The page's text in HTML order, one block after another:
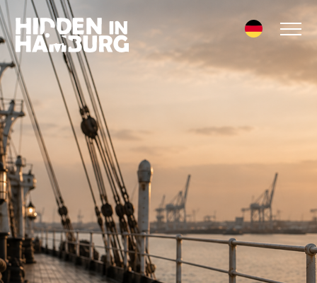
FREIE TERMINE
ESCAPE ROOMS
EVENTS & GRUPPEN
BETRIEBSAUSFLUG
KLASSENAUSFLUG
FAMILIENAUSFLUG